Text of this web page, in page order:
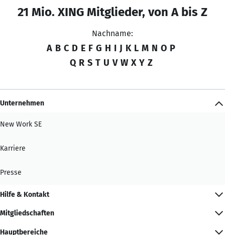
21 Mio. XING Mitglieder, von A bis Z
Nachname:
A B C D E F G H I J K L M N O P
Q R S T U V W X Y Z
Unternehmen
New Work SE
Karriere
Presse
Hilfe & Kontakt
Mitgliedschaften
Hauptbereiche